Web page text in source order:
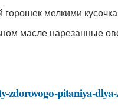
горошек мелкими
масле нарезанные
zdorovogo-pitaniya-